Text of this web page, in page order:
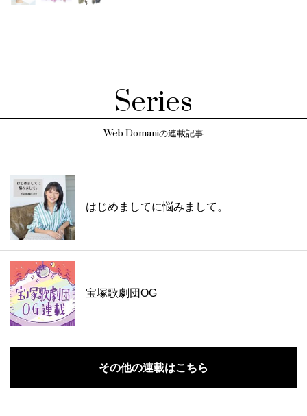
Series
Web Domaniの連載記事
はじめましてに悩みまして。
宝塚歌劇団OG
その他の連載はこちら